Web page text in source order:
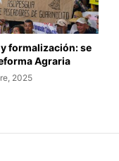
formalización: se
Agraria
2025